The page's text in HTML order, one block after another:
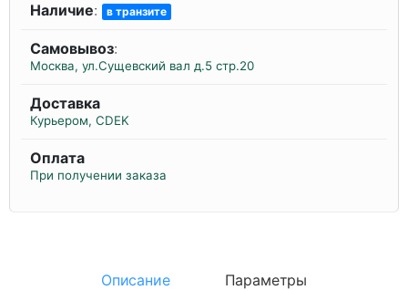
Наличие: в транзите
Самовывоз:
Москва, ул.Сущевский вал д.5 стр.20
Доставка
Курьером, CDEK
Оплата
При получении заказа
Описание
Параметры